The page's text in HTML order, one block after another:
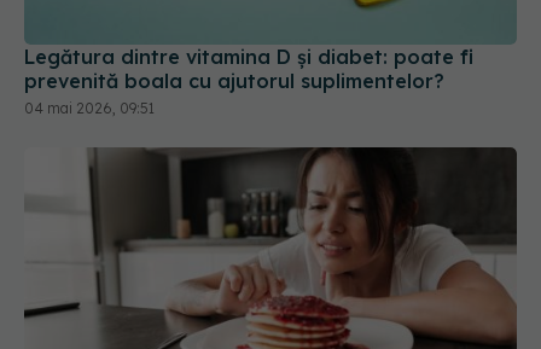
prevenită boala cu ajutorul suplimentelor?
04 mai 2026, 09:51